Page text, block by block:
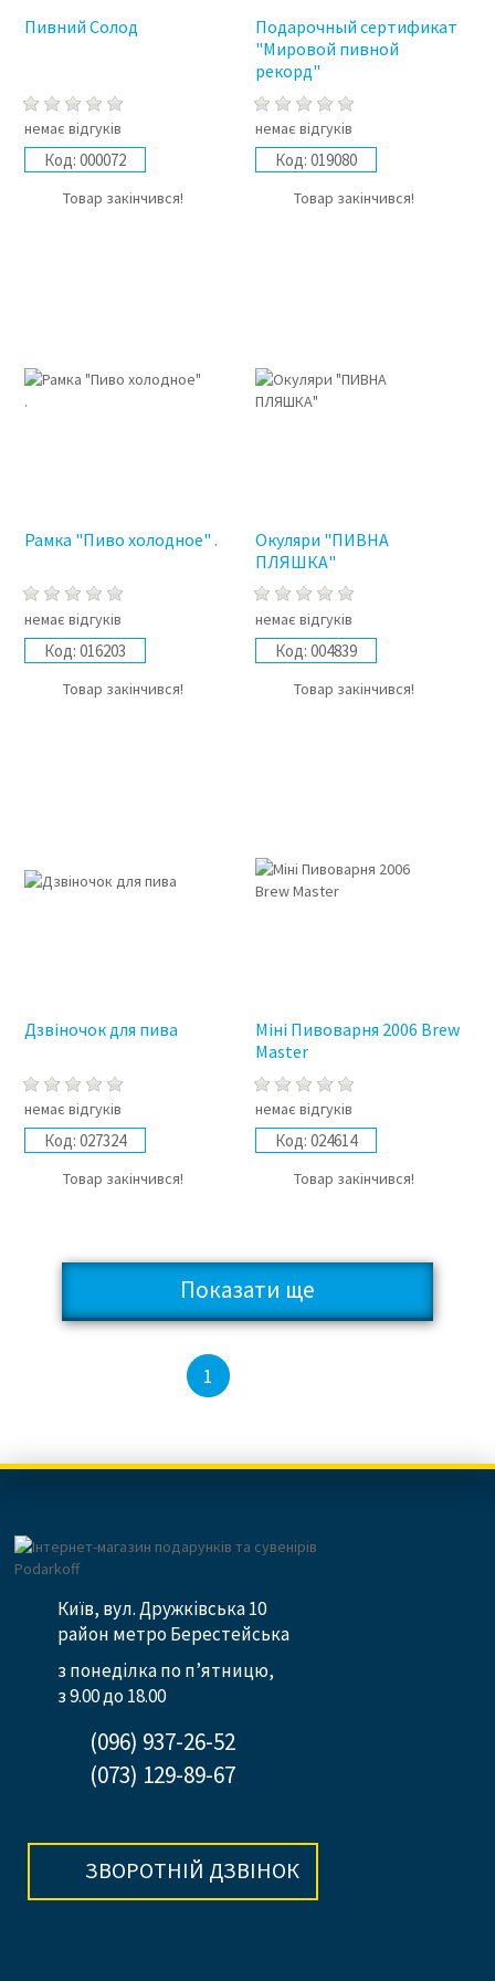
Пивний Солод
немає відгуків
Код: 000072
Товар закінчився!
Подарочный сертификат
"Мировой пивной
рекорд"
немає відгуків
Код: 019080
Товар закінчився!
Рамка "Пиво холодное" .
немає відгуків
Код: 016203
Товар закінчився!
Окуляри "ПИВНА
ПЛЯШКА"
немає відгуків
Код: 004839
Товар закінчився!
Дзвіночок для пива
немає відгуків
Код: 027324
Товар закінчився!
Міні Пивоварня 2006 Brew
Master
немає відгуків
Код: 024614
Товар закінчився!
Показати ще
1
Київ, вул. Дружківська 10
район метро Берестейська
з понеділка по п’ятницю,
з 9.00 до 18.00
(096) 937-26-52
(073) 129-89-67
ЗВОРОТНІЙ ДЗВІНОК